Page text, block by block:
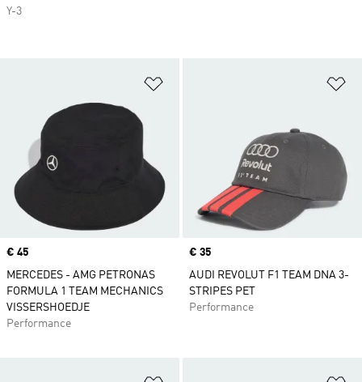
Price
€ 45
MERCEDES - AMG PETRONAS
FORMULA 1 TEAM MECHANICS
VISSERSHOEDJE
Performance
Price
€ 35
AUDI REVOLUT F1 TEAM DNA 3-
STRIPES PET
Performance
Y-3